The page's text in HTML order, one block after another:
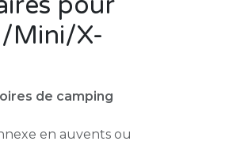
Mini/X-
de camping
en auvents ou